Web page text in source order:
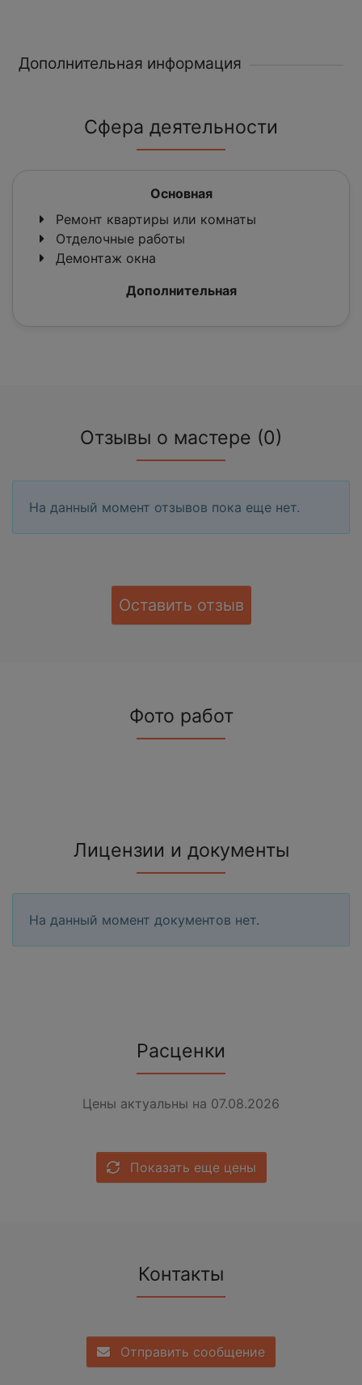
Дополнительная информация
Сфера деятельности
Основная
Ремонт квартиры или комнаты
Отделочные работы
Демонтаж окна
Дополнительная
Отзывы о мастере (0)
На данный момент отзывов пока еще нет.
Оставить отзыв
Фото работ
Лицензии и документы
На данный момент документов нет.
Расценки
Цены актуальны на 07.08.2026
Показать еще цены
Контакты
Отправить сообщение